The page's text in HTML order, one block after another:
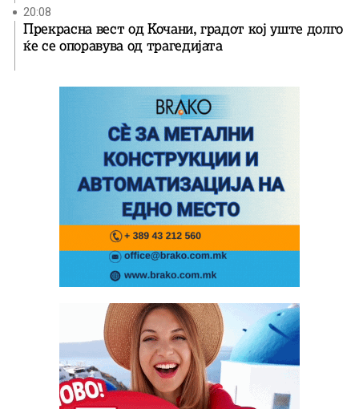
20:08
Прекрасна вест од Кочани, градот кој уште долго
ќе се опоравува од трагедијата